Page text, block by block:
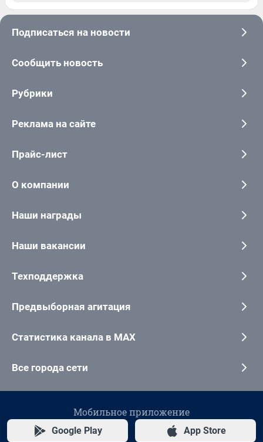
Подписаться на новости
Сообщить новость
Рубрики
Реклама на сайте
Прайс-лист
О компании
Наши награды
Наши вакансии
Техподдержка
Предвыборная агитация
Статистика канала в MAX
Все города сети
Мобильное приложение
Google Play App Store